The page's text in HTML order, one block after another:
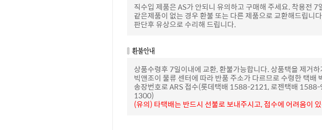
직수입 제품은 AS가 안되니 유의하고 구매해 주세요. 착용전
같은제품이 없는 경우 환불 또는 다른 제품으로 교환해드립니
판단후 유상으로 수리해 드립니다.
상품수령후 7일이내에 교환, 환불가능합니다. 상품택을 제거
빅앤조이 물류 센터에 따라 반품 주소가 다르므로 수령한 택
송장번호로 ARS 접수(롯데택배 1588-2121, 로젠택배
1300)
(유의) 타택배는 반드시 선불로 보내주시고, 접수에 어려움이